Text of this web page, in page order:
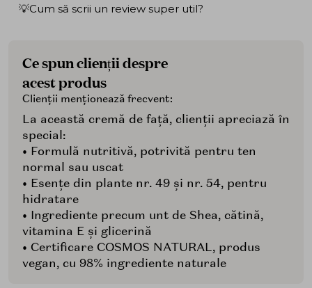
💡Cum să scrii un review super util?
Ce spun clienții despre
acest produs
Clienții menționează frecvent:
La această cremă de față, clienții apreciază în
special:
• Formulă nutritivă, potrivită pentru ten
normal sau uscat
• Esențe din plante nr. 49 și nr. 54, pentru
hidratare
• Ingrediente precum unt de Shea, cătină,
vitamina E și glicerină
• Certificare COSMOS NATURAL, produs
vegan, cu 98% ingrediente naturale